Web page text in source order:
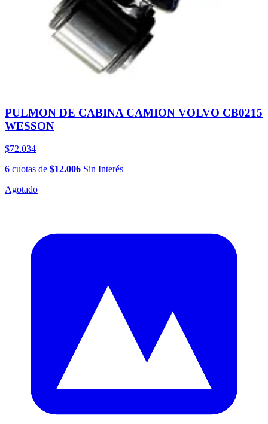
PULMON DE CABINA CAMION VOLVO CB0215
WESSON
$72.034
6 cuotas de $12.006 Sin Interés
Agotado